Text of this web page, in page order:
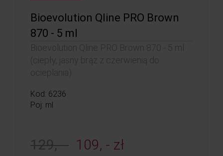
Bioevolution Qline PRO Brown
870 - 5 ml
Bioevolution Qline PRO Brown 870 - 5 ml
(ciepły, jasny brąz z czerwienią do
ocieplania)
Kod: 6236
Poj: ml
129, - 109, - zł